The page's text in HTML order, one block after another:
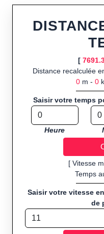
ou import de fichier
profil d’élévation avec
route GPX, KML (plat
Public cible :strong>
préparant
d’événements
GPS souhaitant
Sports et activités
pied, cyclisme (vélo),
[
Distance recalculée
0 m - 0
Saisir votre temps
Heure
[ Vitesse
Temps
Saisir votre vitesse
de